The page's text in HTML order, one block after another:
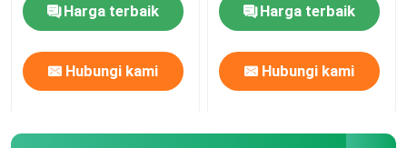
Harga terbaik
Hubungi kami
Harga terbaik
Hubungi kami